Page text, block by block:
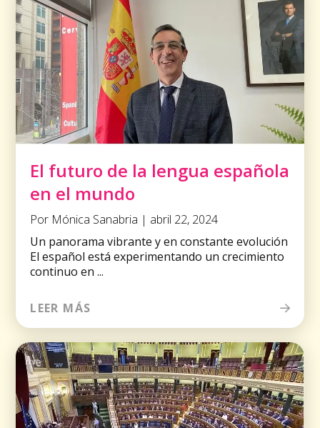
El futuro de la lengua española
en el mundo
Por Mónica Sanabria | abril 22, 2024
Un panorama vibrante y en constante evolución
El español está experimentando un crecimiento
continuo en ...
LEER MÁS